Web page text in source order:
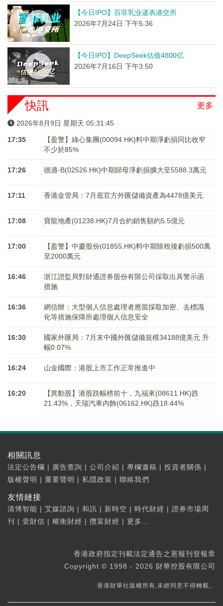
【今日IPO】百菲乳业递表港交所
2026年7月24日 下午5:36
【今日IPO】DeepSeek估值4800亿
2026年7月16日 下午3:50
更多
快訊
2026年8月9日 星期天 05:31:45
17:35
【盈警】綠心集團(00094.HK)料中期淨虧損同比收窄
不少於85%
17:26 德適-B(02526.HK)中期歸母淨虧損擴大至5588.3萬元
17:11 香港金管局：7月底官方外匯儲備資產為4478億美元
17:08 寶龍地產(01238.HK)7月合約銷售額約5.5億元
17:00
【盈警】中慶股份(01855.HK)料中期除稅後虧損500萬
至2000萬元
16:46
浙江證監局對財通證券股份有限公司採取出具警示函
措施
16:36
網信辦：大型個人信息處理者應當採取加密、去標識
化等措施保障所處理個人信息安全
16:30
國家外匯局：7月末中國外匯儲備規模34188億美元 升
幅0.07%
16:24 山金國際：港股上市工作正常推進中
16:20
【異動股】港股跌幅榜前十，九福來(08611.HK)跌
21.43%，天瑞汽車内飾(06162.HK)跌18.44%
相關訊息
法定公告欄 | 廣告查詢 | 公司介紹 | 專欄邀稿 | 投資者關係 |
版權聲明 | 重要聲明 | 私隱政策 | 聯絡我們
友情鏈接
清博智能 | 艾媒諮詢 | 和訊 | 新時空 | 時代財經 | 證券市場周
刊
| 壹財信 | 權衡財經 | 攬富財經 | 更多...
香港政府指定刊載法定通告之憲報刊登報章
Copyright © 1998 - 2026 財華控股有限公司
香港財華社版權所有,未經同意不得轉載。